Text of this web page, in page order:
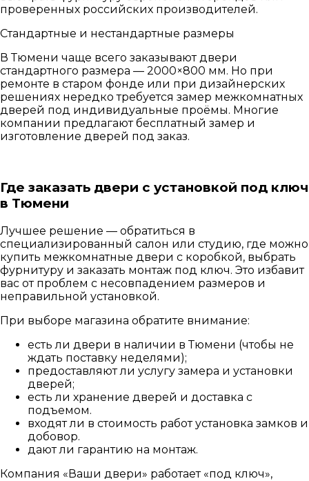
проверенных российских производителей.
Стандартные и нестандартные размеры
В Тюмени чаще всего заказывают двери
стандартного размера — 2000×800 мм. Но при
ремонте в старом фонде или при дизайнерских
решениях нередко требуется замер межкомнатных
дверей под индивидуальные проёмы. Многие
компании предлагают бесплатный замер и
изготовление дверей под заказ.
Где заказать двери с установкой под ключ
в Тюмени
Лучшее решение — обратиться в
специализированный салон или студию, где можно
купить межкомнатные двери с коробкой, выбрать
фурнитуру и заказать монтаж под ключ. Это избавит
вас от проблем с несовпадением размеров и
неправильной установкой.
При выборе магазина обратите внимание:
есть ли двери в наличии в Тюмени (чтобы не
ждать поставку неделями);
предоставляют ли услугу замера и установки
дверей;
есть ли хранение дверей и доставка с
подъемом.
входят ли в стоимость работ установка замков и
добовор.
дают ли гарантию на монтаж.
Компания «Ваши двери» работает «под ключ»,